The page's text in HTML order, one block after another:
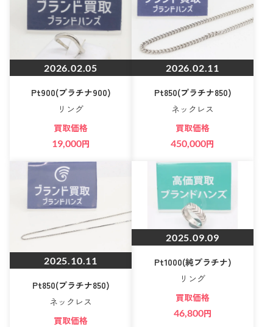
2026.02.05
Pt900(プラチナ900)
リング
買取価格
19,000円
2026.02.11
Pt850(プラチナ850)
ネックレス
買取価格
450,000円
2025.10.11
Pt850(プラチナ850)
ネックレス
買取価格
2025.09.09
Pt1000(純プラチナ)
リング
買取価格
46,800円